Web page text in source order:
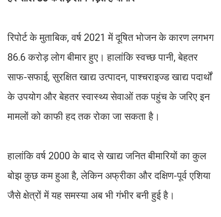
रिपोर्ट के मुताबिक, वर्ष 2021 में दूषित भोजन के कारण लगभग
86.6 करोड़ लोग बीमार हुए। हालांकि स्वच्छ पानी, बेहतर
साफ-सफाई, सुरक्षित खाद्य उत्पादन, पाश्चराइज्ड खाद्य पदार्थों
के उपयोग और बेहतर स्वास्थ्य सेवाओं तक पहुंच के जरिए इन
मामलों को काफी हद तक रोका जा सकता है।
हालांकि वर्ष 2000 के बाद से खाद्य जनित बीमारियों का कुल
बोझ कुछ कम हुआ है, लेकिन अफ्रीका और दक्षिण-पूर्व एशिया
जैसे क्षेत्रों में यह समस्या अब भी गंभीर बनी हुई है।